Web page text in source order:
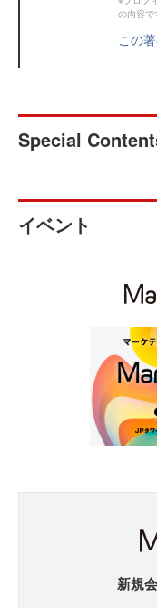
の内容で
この
Special
イベント
新規